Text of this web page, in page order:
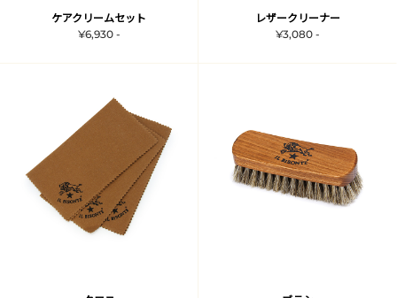
ケアクリームセット
¥6,930 -
レザークリーナー
¥3,080 -